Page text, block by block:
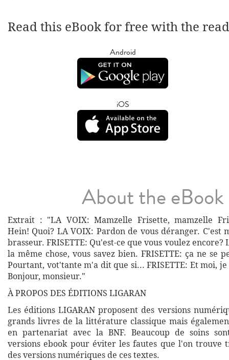
Read this eBook for free with the
Android
iOS
About the eBook
Extrait : "LA VOIX: Mamzelle Frisette, mamzelle
Hein! Quoi? LA VOIX: Pardon de vous déranger. C'est
brasseur. FRISETTE: Qu'est-ce que vous voulez encore?
la même chose, vous savez bien. FRISETTE: ça ne se
Pourtant, vot'tante m'a dit que si... FRISETTE: Et moi,
Bonjour, monsieur."
À PROPOS DES ÉDITIONS LIGARAN
Les éditions LIGARAN proposent des versions
grands livres de la littérature classique mais
en partenariat avec la BNF. Beaucoup de soins
versions ebook pour éviter les fautes que l'on trouve
des versions numériques de ces textes.